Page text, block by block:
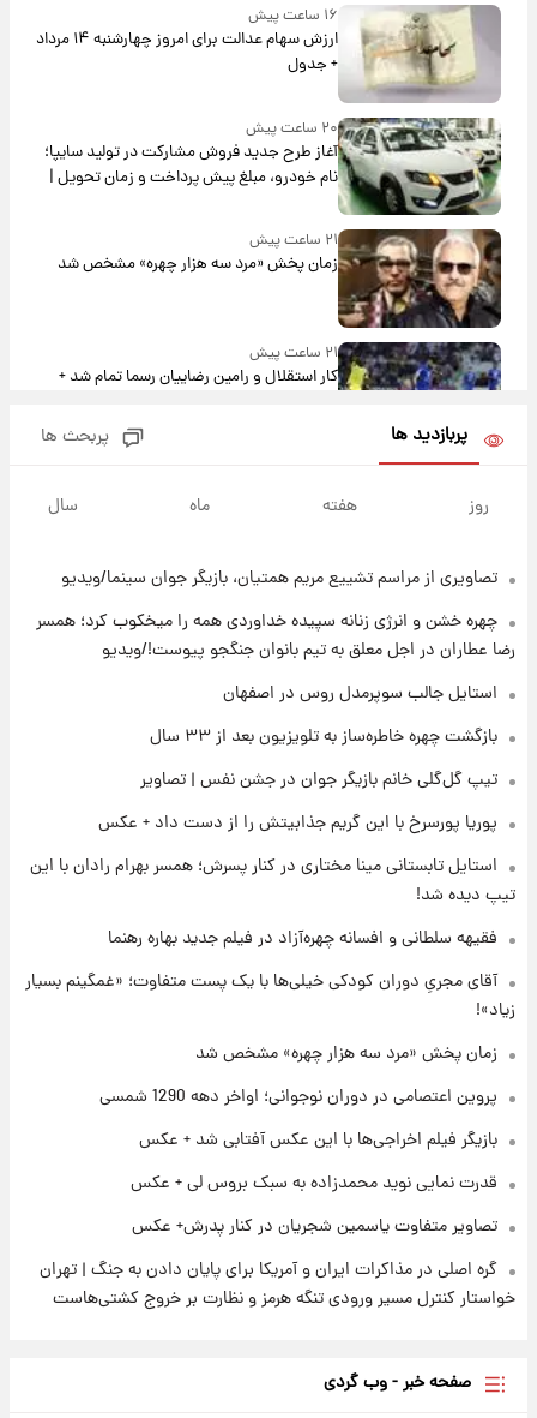
۱۶ ساعت پیش
ارزش سهام عدالت برای امروز چهارشنبه ۱۴ مرداد
+ جدول
۲۰ ساعت پیش
آغاز طرح جدید فروش مشارکت در تولید سایپا؛
نام خودرو، مبلغ پیش پرداخت و زمان تحویل |
سود مشارکت چند درصد است؟
۲۱ ساعت پیش
زمان پخش «مرد سه هزار چهره» مشخص شد
۲۱ ساعت پیش
کار استقلال و رامین رضاییان رسما تمام شد +
مذاق رضاییان خوش نیامد+عکس
۲۲ ساعت پیش
۱۲۹۰ شمسی
۲۲ ساعت پیش
هسته‌ای در آسمان ظاهر شد
رونالدو از گنجینه خودروهای لوکسش رونمایی
علی مطهری: اجرای کامل تفاهم‌نامه اسلام‌آباد،
پربازدید ها پربحث ها
روز هفته ماه سال
تصاویری از مراسم تشییع مریم همتیان، بازیگر جوان سینما/ویدیو
چهره خشن و انرژی زنانه سپیده خداوردی همه را میخکوب کرد؛ همسر
رضا عطاران در اجل معلق به تیم بانوان جنگجو پیوست!/ویدیو
استایل جالب سوپرمدل روس در اصفهان
بازگشت چهره خاطره‌ساز به تلویزیون بعد از ۳۳ سال
تیپ گل‌گلی خانم بازیگر جوان در جشن نفس | تصاویر
پوریا پورسرخ با این گریم جذابیتش را از دست داد + عکس
استایل تابستانی مینا مختاری در کنار پسرش؛ همسر بهرام رادان با این
تیپ دیده شد!
فقیهه سلطانی و افسانه چهره‌آزاد در فیلم جدید بهاره رهنما
آقای مجریِ دوران کودکی خیلی‌ها با یک پست متفاوت؛ «غمگینم بسیار
زیاد»!
زمان پخش «مرد سه هزار چهره» مشخص شد
پروین اعتصامی در دوران نوجوانی؛ اواخر دهه 1290 شمسی
بازیگر فیلم اخراجی‌ها با این عکس آفتابی شد + عکس
قدرت نمایی نوید محمدزاده به سبک بروس لی + عکس
تصاویر متفاوت یاسمین شجریان در کنار پدرش+ عکس
گره اصلی در مذاکرات ایران و آمریکا برای پایان دادن به جنگ | تهران
خواستار کنترل مسیر ورودی تنگه هرمز و نظارت بر خروج کشتی‌هاست
صفحه خبر - وب گردی